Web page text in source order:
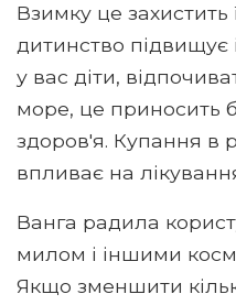
Взимку це захистить
дитинство підвищує
у вас діти,
море, це приносить
здоров'я. Купання в
впливає на
Ванга радила
милом і іншими
Якщо зменшити